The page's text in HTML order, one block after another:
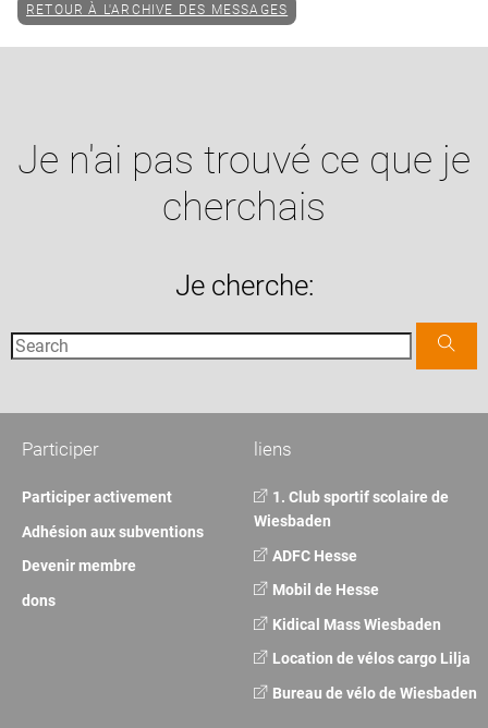
RETOUR À L'ARCHIVE DES MESSAGES
Je n'ai pas trouvé ce que je
cherchais
Je cherche:
liens
1. Club sportif scolaire de
Wiesbaden
ADFC Hesse
Mobil de Hesse
Kidical Mass Wiesbaden
Location de vélos cargo Lilja
Bureau de vélo de Wiesbaden
Participer
Participer activement
Adhésion aux subventions
Devenir membre
dons